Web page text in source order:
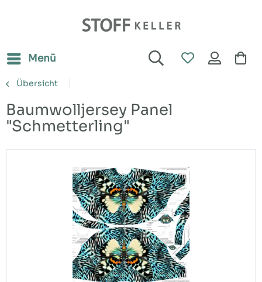
Menü
Übersicht
Baumwolljersey Panel
"Schmetterling"